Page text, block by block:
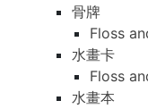
骨牌
Floss
水畫卡
Floss
水畫本